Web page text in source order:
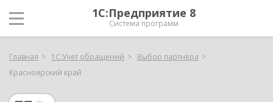
1С:Предприятие 8
Система программ
Главная 1С:Учет обращений
Выбор партнёра
Красноярский край